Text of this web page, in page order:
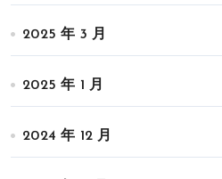
2025 年 3 月
2025 年 1 月
2024 年 12 月